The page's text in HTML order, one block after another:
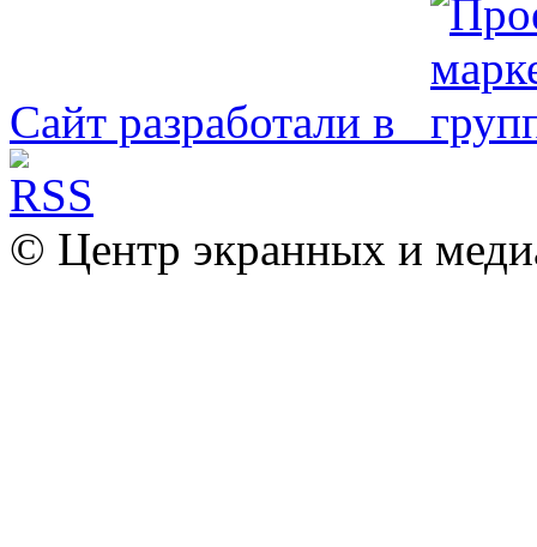
Сайт разработали в
© Центр экранных и